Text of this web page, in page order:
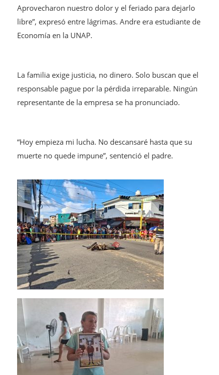
Aprovecharon nuestro dolor y el feriado para dejarlo
libre”, expresó entre lágrimas. Andre era estudiante de
Economía en la UNAP.
La familia exige justicia, no dinero. Solo buscan que el
responsable pague por la pérdida irreparable. Ningún
representante de la empresa se ha pronunciado.
“Hoy empieza mi lucha. No descansaré hasta que su
muerte no quede impune”, sentenció el padre.